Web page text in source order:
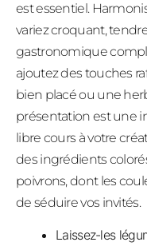
est essentiel.
variez croquant,
gastronomique
ajoutez des touches
bien placé ou une
présentation est une
libre cours à votre
des ingrédients
poivrons, dont les
de séduire vos invités.
Laissez-les